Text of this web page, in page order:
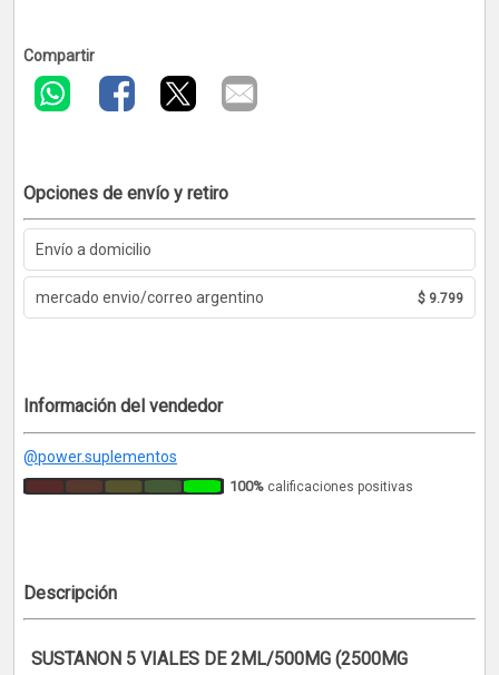
Compartir
Opciones de envío y retiro
Envío a domicilio
mercado envio/correo argentino $ 9.799
Información del vendedor
@power.suplementos
100% calificaciones positivas
Descripción
SUSTANON 5 VIALES DE 2ML/500MG (2500MG